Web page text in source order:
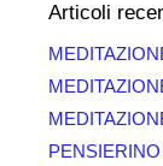
Articoli